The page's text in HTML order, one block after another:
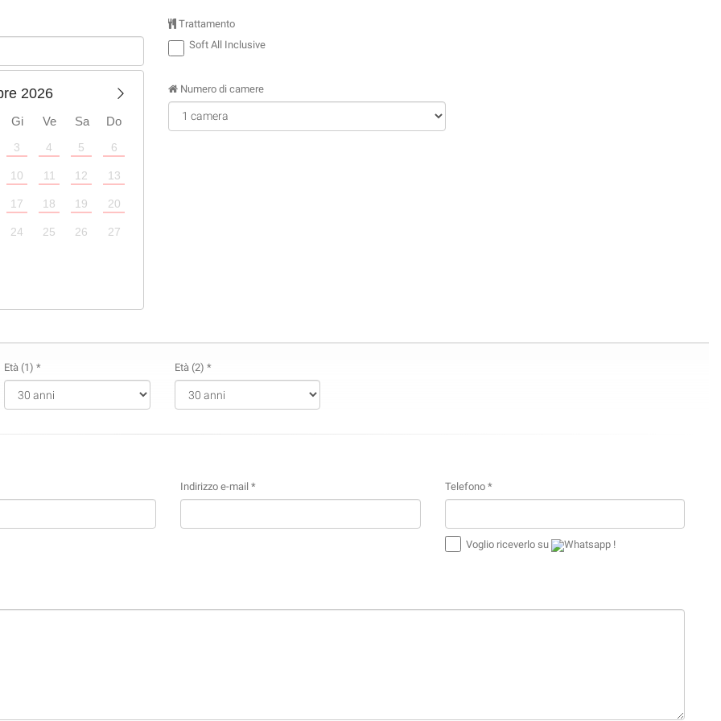
2026
Gi Ve Sa Do
3 4 5 6
10 11 12 13
17 18 19 20
24 25 26 27
Trattamento
Soft All Inclusive
Numero di camere
Età (1) * Età (2) *
Indirizzo e-mail * Telefono *
Voglio riceverlo su Whatsapp !